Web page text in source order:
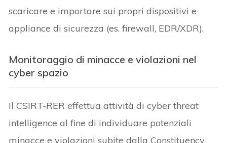
scaricare e importare sui propri dispositivi e
appliance di sicurezza (es. firewall, EDR/XDR).
Monitoraggio di minacce e violazioni nel
cyber spazio
Il CSIRT-RER effettua attività di cyber threat
intelligence al fine di individuare potenziali
minacce e violazioni subite dalla Constituency